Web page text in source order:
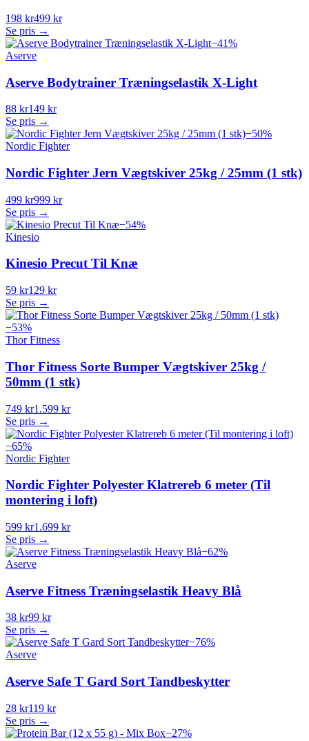
198 kr499 kr
Se pris →
−41%
Aserve
Aserve Bodytrainer Træningselastik X-Light
88 kr149 kr
Se pris →
−50%
Nordic Fighter
Nordic Fighter Jern Vægtskiver 25kg / 25mm (1 stk)
499 kr999 kr
Se pris →
−54%
Kinesio
Kinesio Precut Til Knæ
59 kr129 kr
Se pris →
−53%
Thor Fitness
Thor Fitness Sorte Bumper Vægtskiver 25kg /
50mm (1 stk)
749 kr1.599 kr
Se pris →
−65%
Nordic Fighter
Nordic Fighter Polyester Klatrereb 6 meter (Til
montering i loft)
599 kr1.699 kr
Se pris →
−62%
Aserve
Aserve Fitness Træningselastik Heavy Blå
38 kr99 kr
Se pris →
−76%
Aserve
Aserve Safe T Gard Sort Tandbeskytter
28 kr119 kr
Se pris →
−27%